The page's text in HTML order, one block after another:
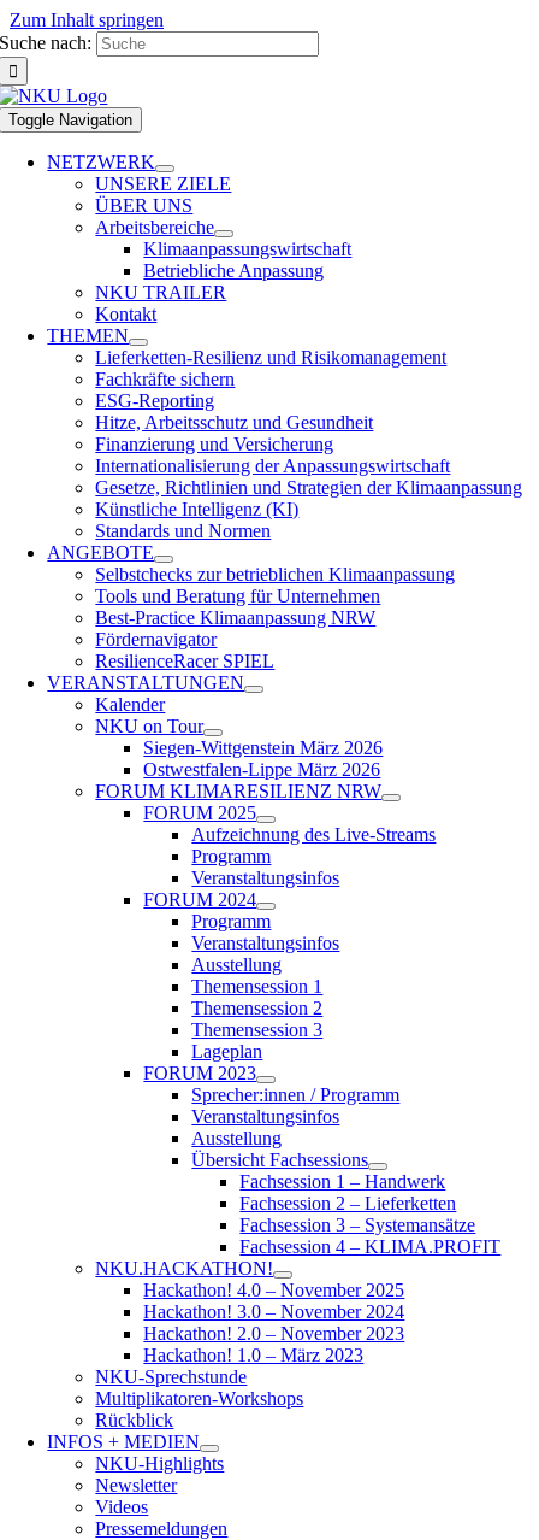
Zum Inhalt springen
Suche nach:
Toggle Navigation
NETZWERK
UNSERE ZIELE
ÜBER UNS
Arbeitsbereiche
Klimaanpassungswirtschaft
Betriebliche Anpassung
NKU TRAILER
Kontakt
THEMEN
Lieferketten-Resilienz und Risikomanagement
Fachkräfte sichern
ESG-Reporting
Hitze, Arbeitsschutz und Gesundheit
Finanzierung und Versicherung
Internationalisierung der Anpassungswirtschaft
Gesetze, Richtlinien und Strategien der Klimaanpassung
Künstliche Intelligenz (KI)
Standards und Normen
ANGEBOTE
Selbstchecks zur betrieblichen Klimaanpassung
Tools und Beratung für Unternehmen
Best-Practice Klimaanpassung NRW
Fördernavigator
ResilienceRacer SPIEL
VERANSTALTUNGEN
Kalender
NKU on Tour
Siegen-Wittgenstein März 2026
Ost­west­falen-Lippe März 2026
FORUM KLIMARESILIENZ NRW
FORUM 2025
Aufzeichnung des Live-Streams
Programm
Veranstaltungsinfos
FORUM 2024
Programm
Veranstaltungsinfos
Ausstellung
Themensession 1
Themensession 2
Themensession 3
Lageplan
FORUM 2023
Sprecher:innen / Programm
Veranstaltungsinfos
Ausstellung
Übersicht Fachsessions
Fachsession 1 – Handwerk
Fachsession 2 – Lieferketten
Fachsession 3 – Systemansätze
Fachsession 4 – KLIMA.PROFIT
NKU.HACKATHON!
Hackathon! 4.0 – November 2025
Hackathon! 3.0 – November 2024
Hackathon! 2.0 – November 2023
Hackathon! 1.0 – März 2023
NKU-Sprechstunde
Multiplikatoren-Workshops
Rückblick
INFOS + MEDIEN
NKU-Highlights
Newsletter
Videos
Pressemeldungen